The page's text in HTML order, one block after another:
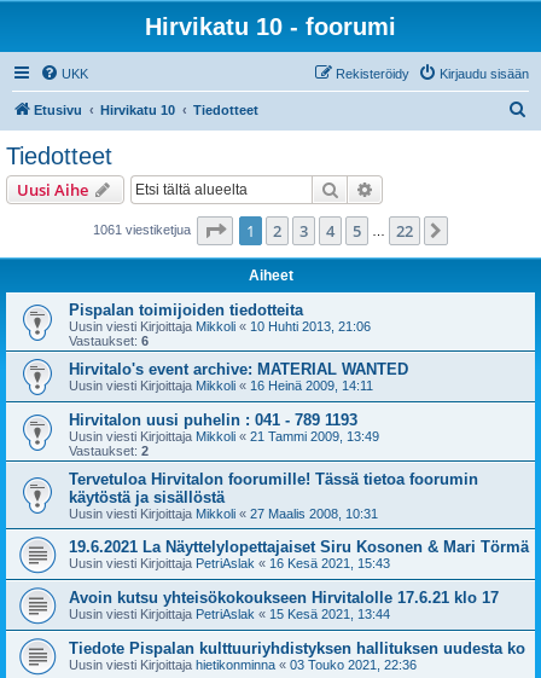
Hirvikatu 10 - foorumi
UKK Kirjaudu sisään
Rekisteröidy
Etusivu Hirvikatu 10 Tiedotteet
Tiedotteet
Uusi Aihe Etsi
1061 viestiketjua Sivu /22
1 2 3 4 5 22
Aiheet
Pispalan toimijoiden tiedotteita
Uusin viesti Kirjoittaja Mikkoli « 10 Huhti 2013, 21:06
Vastaukset: 6
Hirvitalo's event archive: MATERIAL WANTED
Uusin viesti Kirjoittaja Mikkoli « 16 Heinä 2009, 14:11
Hirvitalon uusi puhelin : 041 - 789 1193
Uusin viesti Kirjoittaja Mikkoli « 21 Tammi 2009, 13:49
Vastaukset: 2
Tervetuloa Hirvitalon foorumille! Tässä tietoa foorumin
käytöstä ja sisällöstä
Uusin viesti Kirjoittaja Mikkoli « 27 Maalis 2008, 10:31
19.6.2021 La Näyttelylopettajaiset Siru Kosonen & Mari Törmä
Uusin viesti Kirjoittaja PetriAslak « 16 Kesä 2021, 15:43
Avoin kutsu yhteisökokoukseen Hirvitalolle 17.6.21 klo 17
Uusin viesti Kirjoittaja PetriAslak « 15 Kesä 2021, 13:44
Tiedote Pispalan kulttuuriyhdistyksen hallituksen uudesta ko
Uusin viesti Kirjoittaja hietikonminna « 03 Touko 2021, 22:36